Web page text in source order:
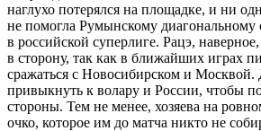
наглухо потерялся на площадке, и ни
не помогла Румынскому диагональному
в российской суперлиге. Рацэ,
в сторону, так как в ближайших играх
сражаться с Новосибирском и
привыкнуть к волару и России, чтобы
стороны. Тем не менее, хозяева на
очко, которое им до матча никто не